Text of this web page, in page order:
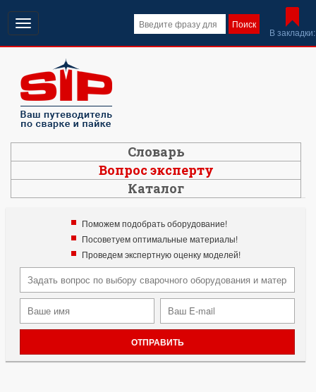
Поиск
В закладки:
Открыть
навигацию
Словарь
Вопрос эксперту
Каталог
Поможем подобрать оборудование!
Посоветуем оптимальные материалы!
Проведем экспертную оценку моделей!